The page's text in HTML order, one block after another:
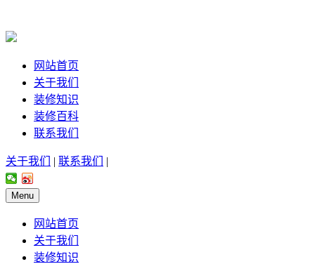
网站首页
关于我们
装修知识
装修百科
联系我们
关于我们 | 联系我们 |
Menu
网站首页
关于我们
装修知识